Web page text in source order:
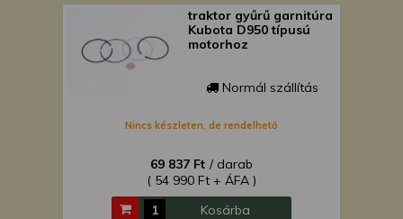
traktor gyűrű garnitúra
Kubota D950 típusú
motorhoz
Normál szállítás
Nincs készleten, de rendelhető
69 837 Ft / darab
( 54 990 Ft + ÁFA )
Kosárba